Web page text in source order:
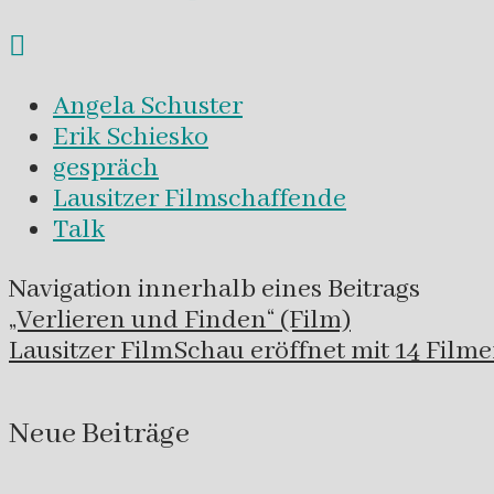
Angela Schuster
Erik Schiesko
gespräch
Lausitzer Filmschaffende
Talk
Navigation innerhalb eines Beitrags
„Verlieren und Finden“ (Film)
Lausitzer FilmSchau eröffnet mit 14
Neue Beiträge